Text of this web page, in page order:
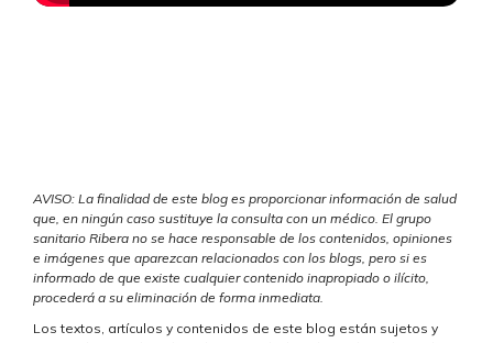
AVISO: La finalidad de este blog es proporcionar información de salud
que, en ningún caso sustituye la consulta con un médico. El grupo
sanitario Ribera no se hace responsable de los contenidos, opiniones
e imágenes que aparezcan relacionados con los blogs, pero si es
informado de que existe cualquier contenido inapropiado o ilícito,
procederá a su eliminación de forma inmediata.
Los textos, artículos y contenidos de este blog están sujetos y